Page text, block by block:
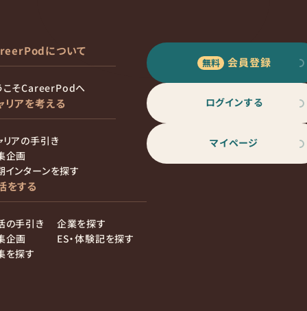
について
こそCareerPodへ
リアを考える
リアの手引き
企画
インターンを探す
をする
の手引き
企画
を探す
企業を探す
ES・体験記を探す
会員登録
ログインする
マイページ